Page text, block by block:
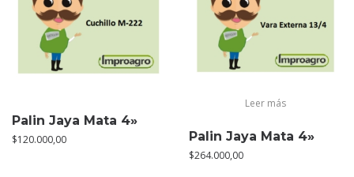
Palin Jaya Mata 4»
$120.000,00
Leer más
Palin Jaya Mata 4»
$264.000,00